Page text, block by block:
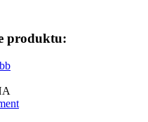
produktu: